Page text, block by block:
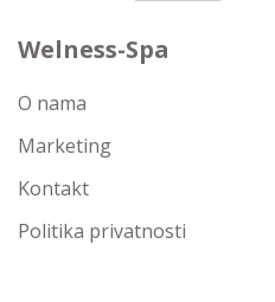
Welness-Spa
O nama
Marketing
Kontakt
Politika privatnosti